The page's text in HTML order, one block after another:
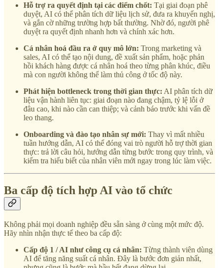
Hỗ trợ ra quyết định tại các điểm chốt: Tại giai đoạn phê
duyệt, AI có thể phân tích dữ liệu lịch sử, đưa ra khuyến nghị,
và gắn cờ những trường hợp bất thường. Nhờ đó, người phê
duyệt ra quyết định nhanh hơn và chính xác hơn.
Cá nhân hoá đầu ra ở quy mô lớn: Trong marketing và
sales, AI có thể tạo nội dung, đề xuất sản phẩm, hoặc phản
hồi khách hàng được cá nhân hoá theo từng phân khúc, điều
mà con người không thể làm thủ công ở tốc độ này.
Phát hiện bottleneck trong thời gian thực: AI phân tích dữ
liệu vận hành liên tục: giai đoạn nào đang chậm, tỷ lệ lỗi ở
đâu cao, khi nào cần can thiệp; và cảnh báo trước khi vấn đề
leo thang.
Onboarding và đào tạo nhân sự mới: Thay vì mất nhiều
tuần hướng dẫn, AI có thể đóng vai trò người hỗ trợ thời gian
thực: trả lời câu hỏi, hướng dẫn từng bước trong quy trình, và
kiểm tra hiểu biết của nhân viên mới ngay trong lúc làm việc.
Ba cấp độ tích hợp AI vào tổ chức
Không phải mọi doanh nghiệp đều sẵn sàng ở cùng một mức độ.
Hãy nhìn nhận thực tế theo ba cấp độ:
Cấp độ 1 / AI như công cụ cá nhân: Từng thành viên dùng
AI để tăng năng suất cá nhân. Đây là bước đơn giản nhất,